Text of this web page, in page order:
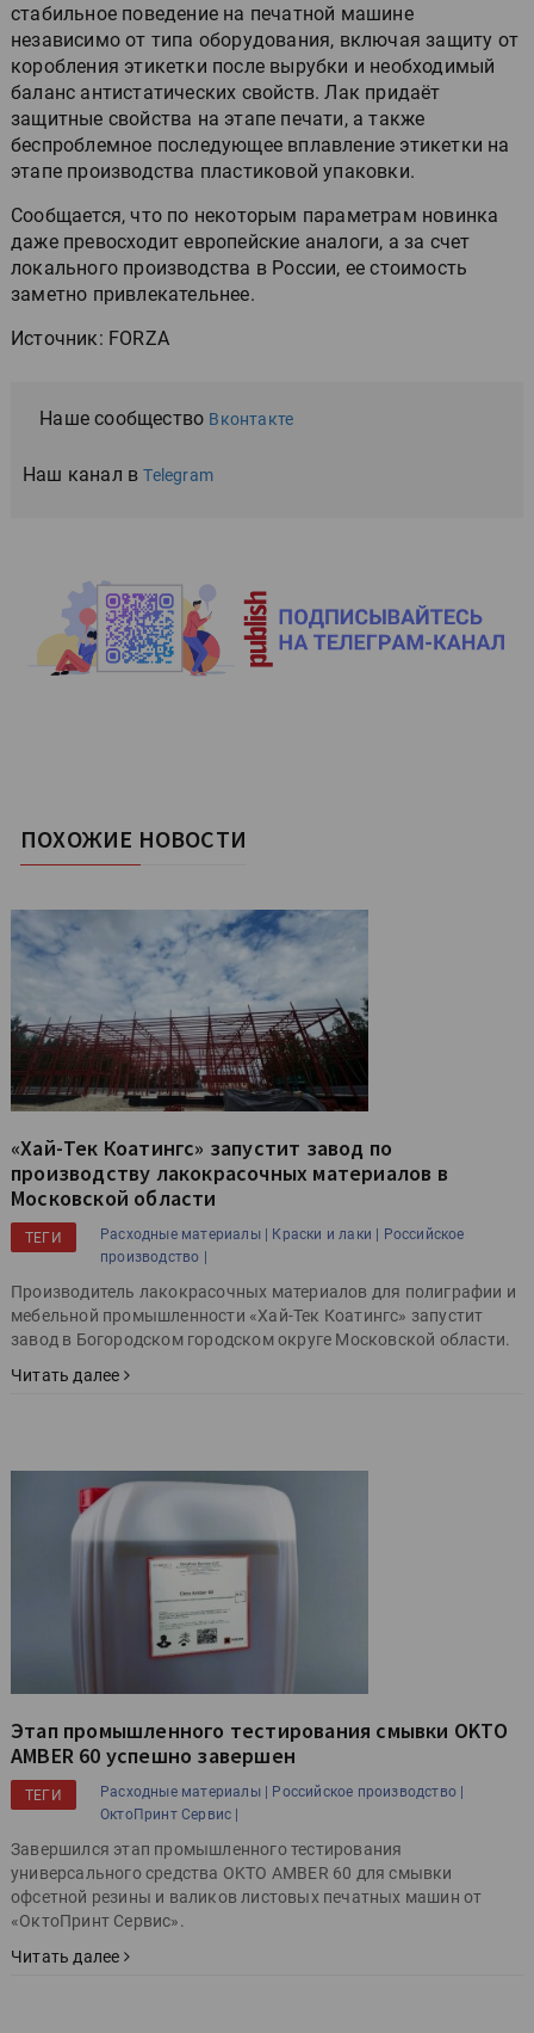
стабильное поведение на печатной машине
независимо от типа оборудования, включая защиту от
коробления этикетки после вырубки и необходимый
баланс антистатических свойств. Лак придаёт
защитные свойства на этапе печати, а также
беспроблемное последующее вплавление этикетки на
этапе производства пластиковой упаковки.
Сообщается, что по некоторым параметрам новинка
даже превосходит европейские аналоги, а за счет
локального производства в России, ее стоимость
заметно привлекательнее.
Источник: FORZA
Наше сообщество Вконтакте
Наш канал вTelegram
ПОХОЖИЕ НОВОСТИ
«Хай-Тек Коатингс» запустит завод по
производству лакокрасочных материалов в
Московской области
ТЕГИ Расходные материалы | Краски и лаки | Российское
производство |
Производитель лакокрасочных материалов для полиграфии и
мебельной промышленности «Хай-Тек Коатингс» запустит
завод в Богородском городском округе Московской области.
Читать далее
Этап промышленного тестирования смывки OKTO
AMBER 60 успешно завершен
ТЕГИ Расходные материалы |
Российское производство |
ОктоПринт Сервис |
Завершился этап промышленного тестирования
универсального средства OKTO AMBER 60 для смывки
офсетной резины и валиков листовых печатных машин от
«ОктоПринт Сервис».
Читать далее